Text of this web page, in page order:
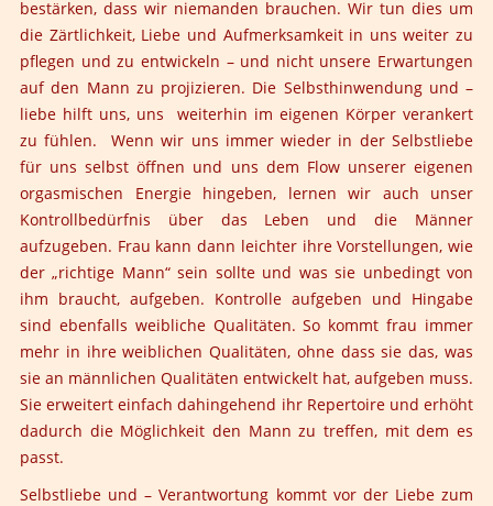
bestärken, dass wir niemanden brauchen. Wir tun dies um
die Zärtlichkeit, Liebe und Aufmerksamkeit in uns weiter zu
pflegen und zu entwickeln – und nicht unsere Erwartungen
auf den Mann zu projizieren. Die Selbsthinwendung und –
liebe hilft uns, uns weiterhin im eigenen Körper verankert
zu fühlen. Wenn wir uns immer wieder in der Selbstliebe
für uns selbst öffnen und uns dem Flow unserer eigenen
orgasmischen Energie hingeben, lernen wir auch unser
Kontrollbedürfnis über das Leben und die Männer
aufzugeben. Frau kann dann leichter ihre Vorstellungen, wie
der „richtige Mann“ sein sollte und was sie unbedingt von
ihm braucht, aufgeben. Kontrolle aufgeben und Hingabe
sind ebenfalls weibliche Qualitäten. So kommt frau immer
mehr in ihre weiblichen Qualitäten, ohne dass sie das, was
sie an männlichen Qualitäten entwickelt hat, aufgeben muss.
Sie erweitert einfach dahingehend ihr Repertoire und erhöht
dadurch die Möglichkeit den Mann zu treffen, mit dem es
passt.
Selbstliebe und – Verantwortung kommt vor der Liebe zum